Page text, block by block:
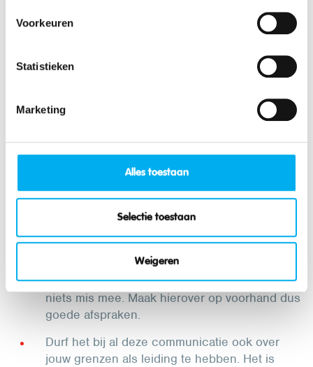
Voorkeuren
Statistieken
Marketing
Alles toestaan
Selectie toestaan
Weigeren
vanzelfsprekend zijn. Dwing dus niemand om
je aan te kijken en vraag je af of al die
activiteit.
belangrijk om dat in
begrijpbare termen
te doen. Leg uit waarom
ga na of dat goed begrepen is.
Kinderen en jongeren met een verstandelijke
beperking kunnen zich vaak, intens en lang
met dezelfde personen, hetzelfde spel of op
geeft hen houvast en zolang dat niet de
grenzen van jullie werking, activiteit of
bepaalde personen overschrijdt, is daar ook
niets mis mee. Maak hierover op voorhand dus
goede afspraken.
Durf het bij al deze communicatie ook over
jouw grenzen als leiding te hebben. Het is